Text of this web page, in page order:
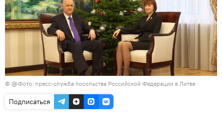
© @Фото: пресс-служба посольства Российской Федерации в Литве
Подписаться